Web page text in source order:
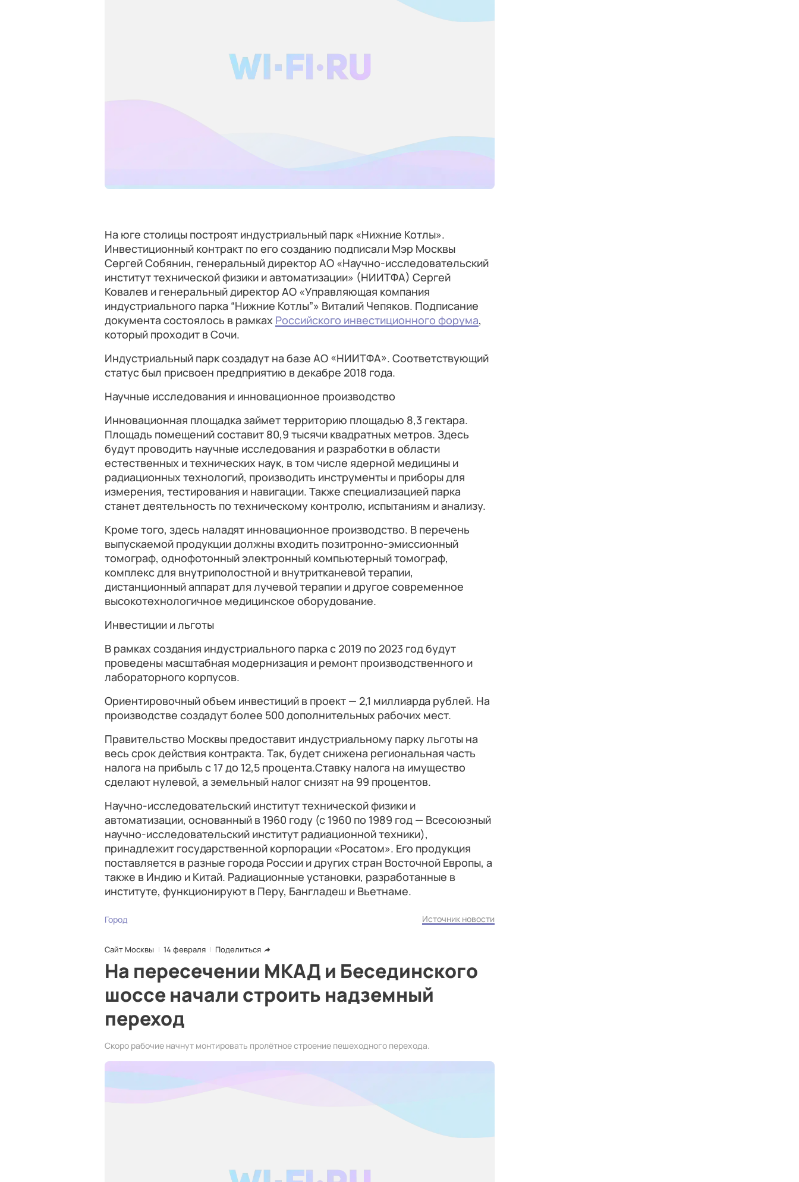
На юге столицы построят индустриальный парк «Нижние Котлы».
Инвестиционный контракт по его созданию подписали Мэр Москвы
Сергей Собянин, генеральный директор АО «Научно-исследовательский
институт технической физики и автоматизации» (НИИТФА) Сергей
Ковалев и генеральный директор АО «Управляющая компания
индустриального парка “Нижние Котлы”» Виталий Чепяков. Подписание
документа состоялось в рамках Российского инвестиционного форума,
который проходит в Сочи.
Индустриальный парк создадут на базе АО «НИИТФА». Соответствующий
статус был присвоен предприятию в декабре 2018 года.
Научные исследования и инновационное производство
Инновационная площадка займет территорию площадью 8,3 гектара.
Площадь помещений составит 80,9 тысячи квадратных метров. Здесь
будут проводить научные исследования и разработки в области
естественных и технических наук, в том числе ядерной медицины и
радиационных технологий, производить инструменты и приборы для
измерения, тестирования и навигации. Также специализацией парка
станет деятельность по техническому контролю, испытаниям и анализу.
Кроме того, здесь наладят инновационное производство. В перечень
выпускаемой продукции должны входить позитронно-эмиссионный
томограф, однофотонный электронный компьютерный томограф,
комплекс для внутриполостной и внутритканевой терапии,
дистанционный аппарат для лучевой терапии и другое современное
высокотехнологичное медицинское оборудование.
Инвестиции и льготы
В рамках создания индустриального парка с 2019 по 2023 год будут
проведены масштабная модернизация и ремонт производственного и
лабораторного корпусов.
Ориентировочный объем инвестиций в проект — 2,1 миллиарда рублей. На
производстве создадут более 500 дополнительных рабочих мест.
Правительство Москвы предоставит индустриальному парку льготы на
весь срок действия контракта. Так, будет снижена региональная часть
налога на прибыль с 17 до 12,5 процента.Ставку налога на имущество
сделают нулевой, а земельный налог снизят на 99 процентов.
Научно-исследовательский институт технической физики и
автоматизации, основанный в 1960 году (с 1960 по 1989 год — Всесоюзный
научно-исследовательский институт радиационной техники),
принадлежит государственной корпорации «Росатом». Его продукция
поставляется в разные города России и других стран Восточной Европы, а
также в Индию и Китай. Радиационные установки, разработанные в
институте, функционируют в Перу, Бангладеш и Вьетнаме.
Город Источник новости
Сайт Москвы 14 февраля Поделиться
На пересечении МКАД и Бесединского
шоссе начали строить надземный
переход
Скоро рабочие начнут монтировать пролётное строение пешеходного перехода.